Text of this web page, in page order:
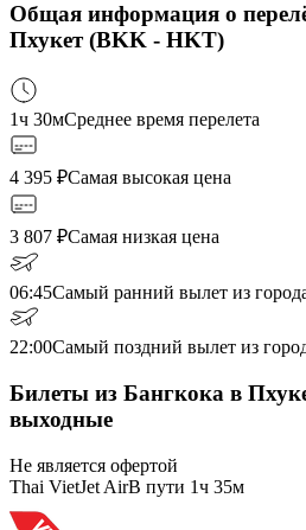
Общая информация о
Пхукет (BKK - HKT)
1ч 30мСреднее время перелета
4 395 ₽Самая высокая цена
3 807 ₽Самая низкая цена
06:45Самый ранний вылет из
22:00Самый поздний вылет из
Билеты из Бангкока в
выходные
Не является офертой
Thai VietJet AirВ пути 1ч 35м